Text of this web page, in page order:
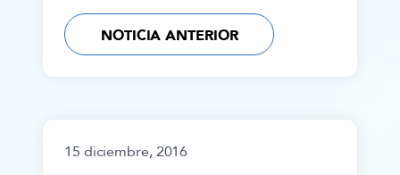
NOTICIA ANTERIOR
15 diciembre, 2016